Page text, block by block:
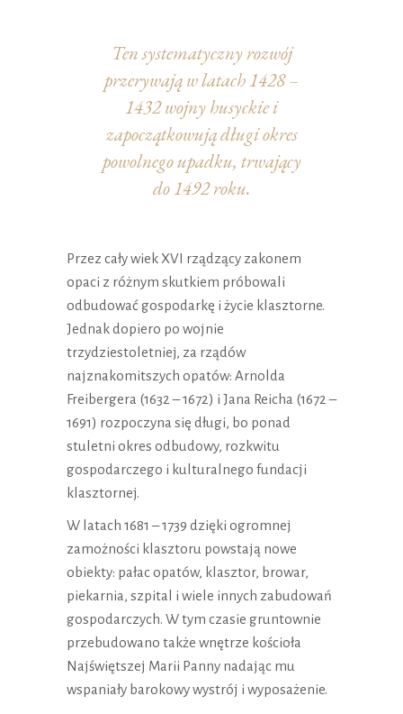
Ten systematyczny rozwój
przerywają w latach 1428 –
1432 wojny husyckie i
zapoczątkowują długi okres
powolnego upadku, trwający
do 1492 roku.
Przez cały wiek XVI rządzący zakonem
opaci z różnym skutkiem próbowali
odbudować gospodarkę i życie klasztorne.
Jednak dopiero po wojnie
trzydziestoletniej, za rządów
najznakomitszych opatów: Arnolda
Freibergera (1632 – 1672) i Jana Reicha (1672 –
1691) rozpoczyna się długi, bo ponad
stuletni okres odbudowy, rozkwitu
gospodarczego i kulturalnego fundacji
klasztornej.
W latach 1681 – 1739 dzięki ogromnej
zamożności klasztoru powstają nowe
obiekty: pałac opatów, klasztor, browar,
piekarnia, szpital i wiele innych zabudowań
gospodarczych. W tym czasie gruntownie
przebudowano także wnętrze kościoła
Najświętszej Marii Panny nadając mu
wspaniały barokowy wystrój i wyposażenie.